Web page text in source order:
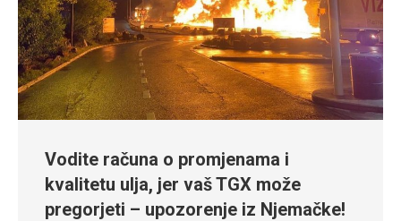
Vodite računa o promjenama i
kvalitetu ulja, jer vaš TGX može
pregorjeti – upozorenje iz Njemačke!